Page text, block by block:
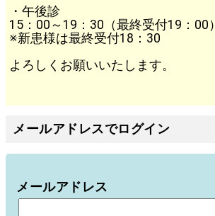
・午後診
15：00～19：30（最終受付19：00）
※新患様は最終受付18：30
よろしくお願いいたします。
メールアドレスでログイン
メールアドレス